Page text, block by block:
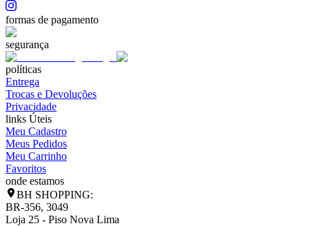
formas de pagamento
segurança
políticas
Entrega
Trocas e Devoluções
Privacidade
links Úteis
Meu Cadastro
Meus Pedidos
Meu Carrinho
Favoritos
onde estamos
BH SHOPPING:
BR-356, 3049
Loja 25 - Piso Nova Lima